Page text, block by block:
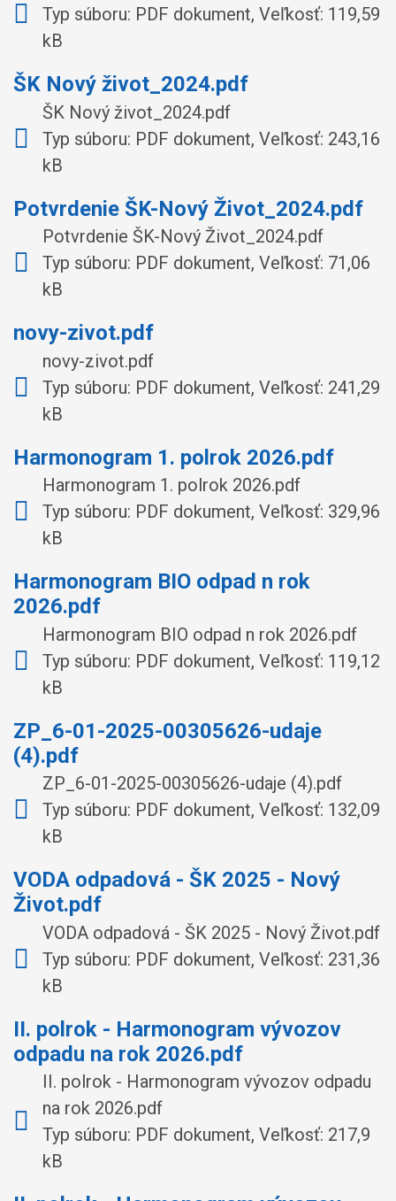
Typ súboru: PDF dokument, Veľkosť: 119,59
kB
ŠK Nový život_2024.pdf
ŠK Nový život_2024.pdf
Typ súboru: PDF dokument, Veľkosť: 243,16
kB
Potvrdenie ŠK-Nový Život_2024.pdf
Potvrdenie ŠK-Nový Život_2024.pdf
Typ súboru: PDF dokument, Veľkosť: 71,06
kB
novy-zivot.pdf
novy-zivot.pdf
Typ súboru: PDF dokument, Veľkosť: 241,29
kB
Harmonogram 1. polrok 2026.pdf
Harmonogram 1. polrok 2026.pdf
Typ súboru: PDF dokument, Veľkosť: 329,96
kB
Harmonogram BIO odpad n rok
2026.pdf
Harmonogram BIO odpad n rok 2026.pdf
Typ súboru: PDF dokument, Veľkosť: 119,12
kB
ZP_6-01-2025-00305626-udaje
(4).pdf
ZP_6-01-2025-00305626-udaje (4).pdf
Typ súboru: PDF dokument, Veľkosť: 132,09
kB
VODA odpadová - ŠK 2025 - Nový
Život.pdf
VODA odpadová - ŠK 2025 - Nový Život.pdf
Typ súboru: PDF dokument, Veľkosť: 231,36
kB
II. polrok - Harmonogram vývozov
odpadu na rok 2026.pdf
II. polrok - Harmonogram vývozov odpadu
na rok 2026.pdf
Typ súboru: PDF dokument, Veľkosť: 217,9
kB